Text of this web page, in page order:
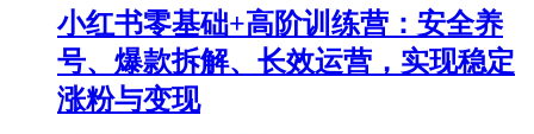
小红书零基础+高阶训练营：安全养
号、爆款拆解、长效运营，实现稳定
涨粉与变现